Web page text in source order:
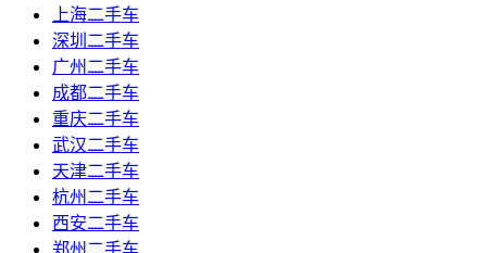
上海二手车
深圳二手车
广州二手车
成都二手车
重庆二手车
武汉二手车
天津二手车
杭州二手车
西安二手车
郑州二手车